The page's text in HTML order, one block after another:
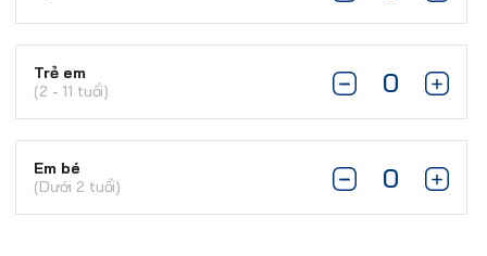
Trẻ em
(2 - 11 tuổi)
Em bé
(Dưới 2 tuổi)